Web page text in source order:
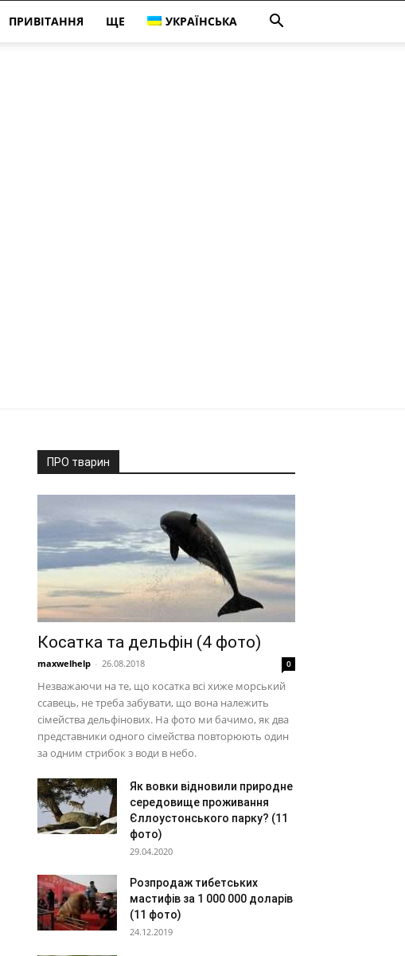
ПРИВІТАННЯ ЩЕ УКРАЇНСЬКА
ПРО тварин
Косатка та дельфін (4 фото)
maxwelhelp - 26.08.2018 0
Незважаючи на те, що косатка всі хиже морський
ссавець, не треба забувати, що вона належить
сімейства дельфінових. На фото ми бачимо, як два
представники одного сімейства повторюють один
за одним стрибок з води в небо.
Як вовки відновили природне
середовище проживання
Єллоустонського парку? (11
фото)
29.04.2020
Розпродаж тибетських
мастифів за 1 000 000 доларів
(11 фото)
24.12.2019